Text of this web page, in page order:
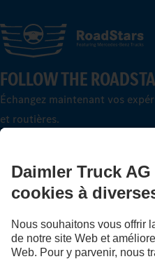
FOLLOW THE
Échangez maintenant vos
et routières.
LANGUAGE